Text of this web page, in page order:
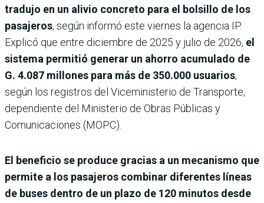
tradujo en un alivio concreto para el bolsillo de los
pasajeros, según informó este viernes la agencia IP.
Explicó que entre diciembre de 2025 y julio de 2026, el
sistema permitió generar un ahorro acumulado de
G. 4.087 millones para más de 350.000 usuarios,
según los registros del Viceministerio de Transporte,
dependiente del Ministerio de Obras Públicas y
Comunicaciones (MOPC).
El beneficio se produce gracias a un mecanismo que
permite a los pasajeros combinar diferentes líneas
de buses dentro de un plazo de 120 minutos desde